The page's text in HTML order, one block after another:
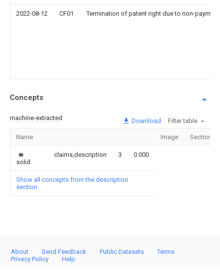
2022-08-12 CF01 Termination of patent right due to non-
Concepts
machine-extracted Download Filter table
Name Image Sections
solid
claims,description 3 0.000
Show all concepts from the description
section
About Send Feedback Public Datasets
Terms
Privacy Policy
Help